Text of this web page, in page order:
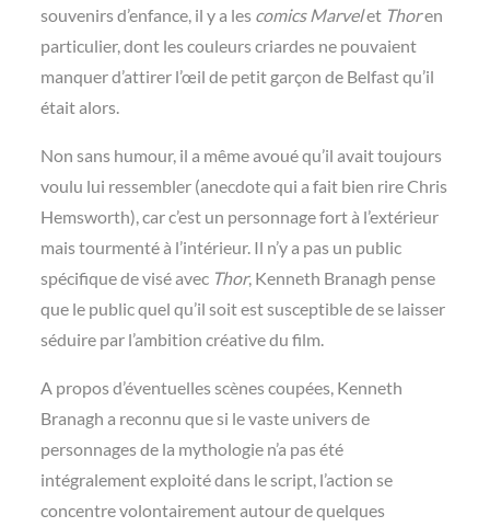
souvenirs d’enfance, il y a les comicsMarvelet Thoren
particulier, dont les couleurs criardes ne pouvaient
manquer d’attirer l’œil de petit garçon de Belfast qu’il
était alors.
Non sans humour, il a même avoué qu’il avait toujours
voulu lui ressembler (anecdote qui a fait bien rire Chris
Hemsworth), car c’est un personnage fort à l’extérieur
mais tourmenté à l’intérieur. Il n’y a pas un public
spécifique de visé avec Thor, Kenneth Branagh pense
que le public quel qu’il soit est susceptible de se laisser
séduire par l’ambition créative du film.
A propos d’éventuelles scènes coupées, Kenneth
Branagh a reconnu que si le vaste univers de
personnages de la mythologie n’a pas été
intégralement exploité dans le script, l’action se
concentre volontairement autour de quelques